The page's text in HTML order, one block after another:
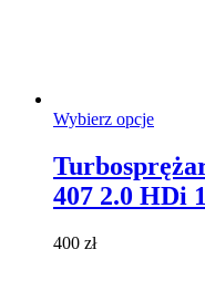
Wybierz opcjeTen
wiele
407 2.0 HDi
400 zł